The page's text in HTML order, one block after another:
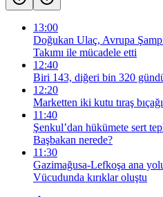
13:00
Doğukan Ulaç, Avrupa
Takımı ile mücadele etti
12:40
Biri 143, diğeri bin 320
12:20
Marketten iki kutu tıraş
11:40
Şenkul’dan hükümete sert
Başbakan nerede?
11:30
Gazimağusa-Lefkoşa ana
Vücudunda kırıklar oluştu